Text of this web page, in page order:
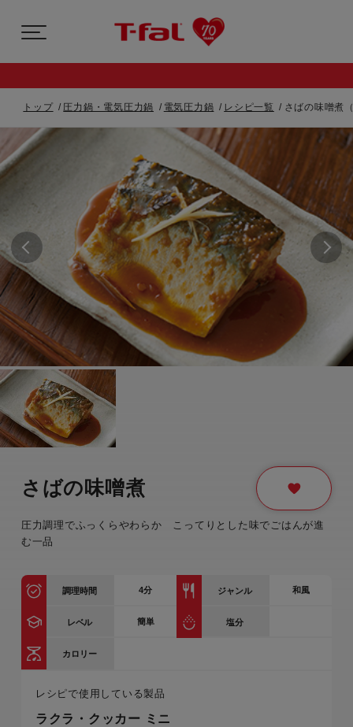
トップ 圧力鍋・電気圧力鍋 電気圧力鍋 レシピ一覧 さばの味噌煮
さばの味噌煮
圧力調理でふっくらやわらか こってりとした味でごはんが進
む一品
調理時間 4分 ジャンル 和風
レベル 簡単 塩分
カロリー
レシピで使用している製品
ラクラ・クッカー ミニ